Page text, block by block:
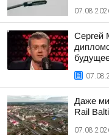
Сергей
Даже
Rail